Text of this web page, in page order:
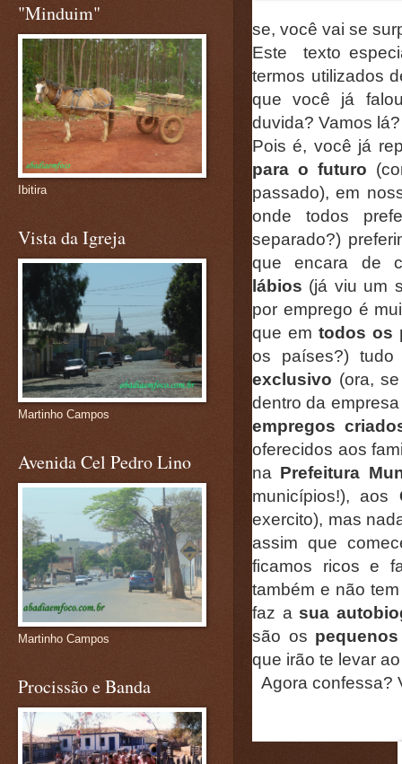
se, você vai se
Este texto
termos utilizados
que você já
duvida? Vamos lá?
Pois é, você já
para o futuro
passado), em
onde todos
separado?)
que encara de
lábios (já viu um
por emprego é
que em todos os
os países?)
exclusivo (ora,
dentro da
empregos
oferecidos aos
na Prefeitura
municípios!), aos
exercito), mas
assim que
ficamos ricos e
também e não
faz a sua
são os
que irão te levar
Agora confessa?
"Minduim"
Ibitira
Vista da Igreja
Martinho Campos
Avenida Cel Pedro Lino
Martinho Campos
Procissão e Banda